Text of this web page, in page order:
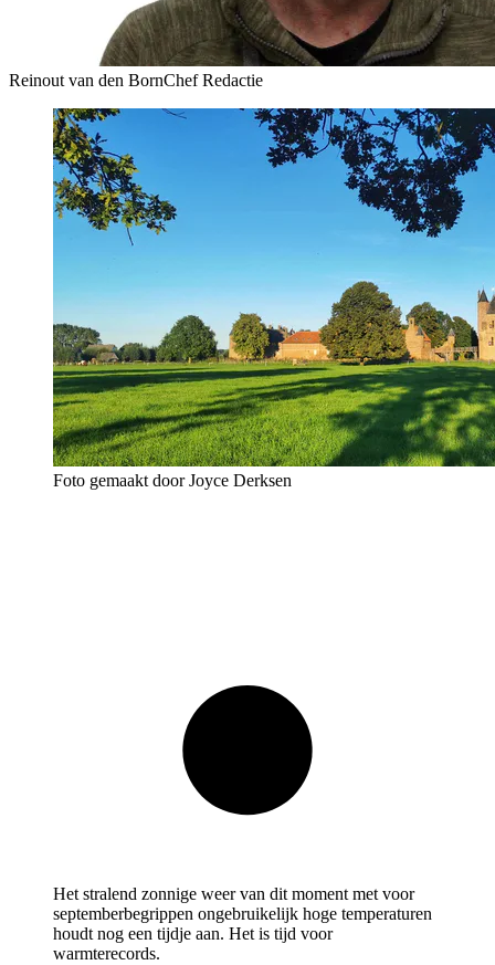
Reinout van den BornChef Redactie
Foto gemaakt door Joyce Derksen
Het stralend zonnige weer van dit moment met voor
septemberbegrippen ongebruikelijk hoge temperaturen
houdt nog een tijdje aan. Het is tijd voor
warmterecords.